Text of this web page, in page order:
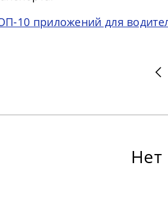
10 приложений для